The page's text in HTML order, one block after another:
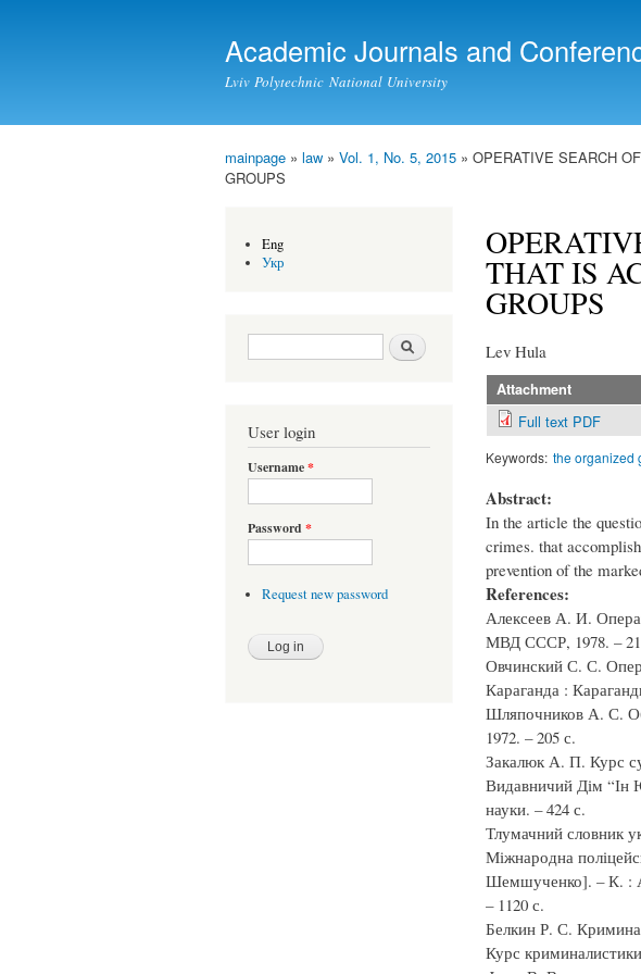
Academic Journals and
Lviv Polytechnic National University
You are here
mainpage » law » Vol. 1, No. 5, 2015 » OPERATIVE SEARCH
GROUPS
Eng
Укр
Search form Search
User login
Username*
Password *
Request new password
THAT IS
GROUPS
Lev Hula
Attachment
Full text PDF
Keywords: the organized
Abstract:
In the article the
crimes. that
prevention of the
References:
Алексеев А. И.
МВД СССР, 1978. –
Овчинский С. С.
Караганда :
Шляпочников А. С.
1972. – 205 с.
Закалюк А. П. Курс
Видавничий Дім “Ін
науки. – 424 с.
Тлумачний словник
Міжнародна
Шемшученко]. – К. :
– 1120 с.
Белкин Р. С.
Курс